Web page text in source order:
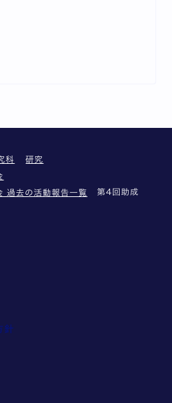
科
研究
過去の活動報告一覧
第4回助成
針